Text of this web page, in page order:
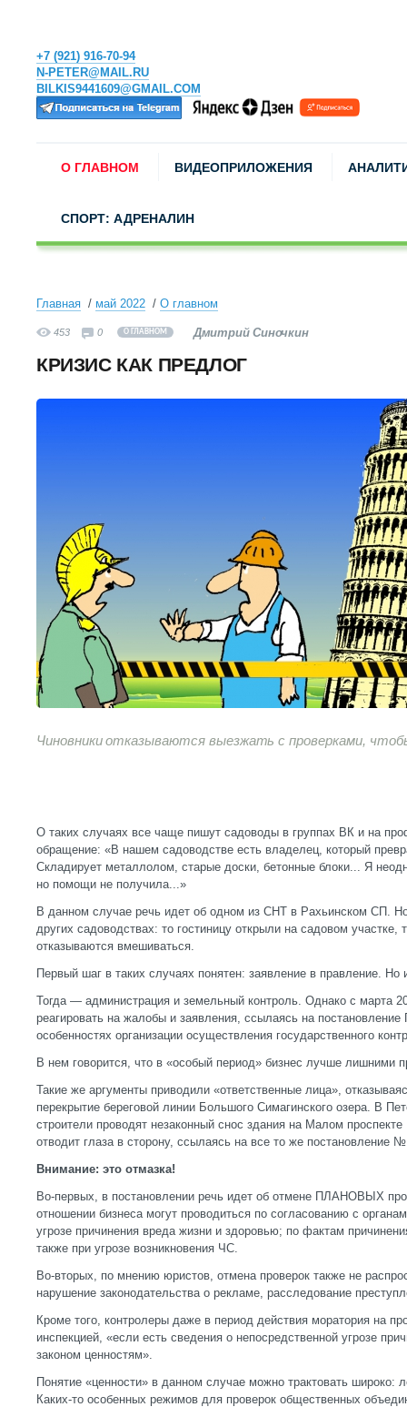
+7 (921) 916-70-94
N-PETER@MAIL.RU
BILKIS9441609@GMAIL.COM
О ГЛАВНОМ ВИДЕОПРИЛОЖЕНИЯ
СПОРТ: АДРЕНАЛИН
Главная май 2022 О главном
453 0 О ГЛАВНОМ Дмитрий Синочкин
КРИЗИС КАК ПРЕДЛОГ
Чиновники отказываются выезжать с проверками,
О таких случаях все чаще пишут садоводы в группах ВК и на
обращение: «В нашем садоводстве есть владелец, который
Складирует металлолом, старые доски, бетонные блоки... Я
но помощи не получила...»
В данном случае речь идет об одном из СНТ в Рахьинском СП.
других садоводствах: то гостиницу открыли на садовом участке,
отказываются вмешиваться.
Первый шаг в таких случаях понятен: заявление в правление. Но
Тогда — администрация и земельный контроль. Однако с марта
реагировать на жалобы и заявления, ссылаясь на
особенностях организации осуществления государственного
В нем говорится, что в «особый период» бизнес лучше лишними
Такие же аргументы приводили «ответственные лица»,
перекрытие береговой линии Большого Симагинского озера. В
строители проводят незаконный снос здания на Малом
отводит глаза в сторону, ссылаясь на все то же постановление
Внимание: это отмазка!
Во-первых, в постановлении речь идет об отмене ПЛАНОВЫХ
отношении бизнеса могут проводиться по согласованию с
угрозе причинения вреда жизни и здоровью; по фактам
также при угрозе возникновения ЧС.
Во-вторых, по мнению юристов, отмена проверок также не
нарушение законодательства о рекламе, расследование
Кроме того, контролеры даже в период действия моратория на
инспекцией, «если есть сведения о непосредственной угрозе
законом ценностям».
Понятие «ценности» в данном случае можно трактовать широко:
Каких-то особенных режимов для проверок общественных